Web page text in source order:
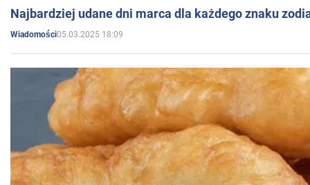
Najbardziej udane dni marca dla każdego znaku
Wiadomości05.03.2025 18:09